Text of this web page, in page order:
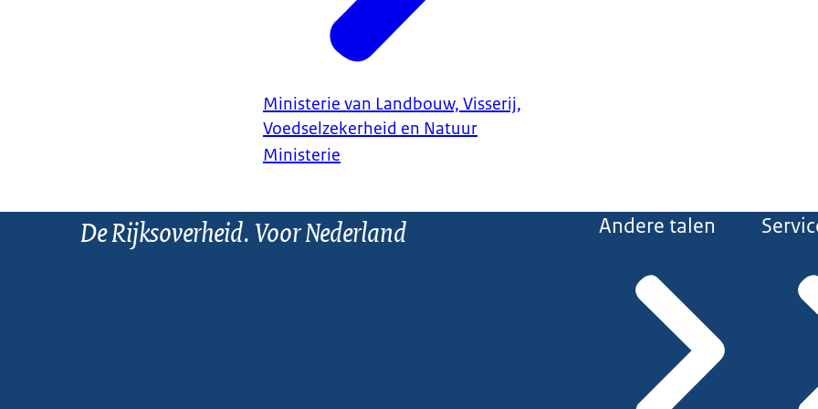
Ministerie van Landbouw, Visserij,
Voedselzekerheid en Natuur
Ministerie
De Rijksoverheid. Voor Nederland Andere talen